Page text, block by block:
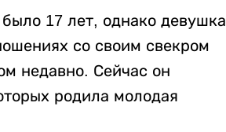
17 лет, однако девушка
со своим свекром
недавно. Сейчас он
родила молодая